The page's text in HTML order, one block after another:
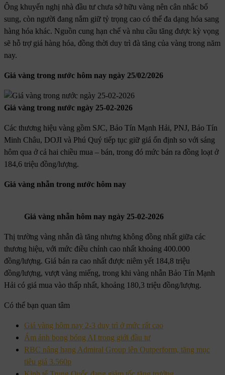
Ông khuyến nghị nhà đầu tư chưa sở hữu vàng nên cân nhắc bổ
sung, còn người đang nắm giữ tỷ trọng cao có thể đa dạng hóa sang
hàng hóa khác. Nguồn cung hạn chế và nhu cầu tăng được kỳ vọng
sẽ hỗ trợ giá hàng hóa, đồng thời duy trì đà tăng của vàng trong năm
nay.
Giá vàng trong nước hôm nay ngày 25/02/2026
Giá vàng trong nước ngày 25-02-2026
Các thương hiệu vàng gồm SJC, Bảo Tín Mạnh Hải, PNJ, Bảo Tín
Minh Châu, DOJI và Phú Quý tiếp tục giữ giá ổn định so với sáng
hôm qua ở cả hai chiều mua – bán, trong đó mức bán ra đồng loạt ở
184,6 triệu đồng/lượng.
Giá vàng nhẫn trong nước hôm nay
Giá vàng nhẫn hôm nay ngày 25-02-2026
Thị trường vàng nhẫn đà tăng nhưng không đồng nhất giữa các
thương hiệu, với mức điều chỉnh cao nhất khoảng 400.000
đồng/lượng. Giá bán ra cao nhất được niêm yết 184,8 triệu
đồng/lượng, vượt vàng miếng, trong khi vàng nhẫn Bảo Tín Mạnh
Hải có giá mua vào thấp nhất, khoảng 180,3 triệu đồng/lượng.
Có thể bạn quan tâm
Giá vàng hôm nay 2-3 duy trì ở mức rất cao
Ám ảnh bong bóng AI trong giới đầu tư
RBC nâng hạng Admiral Group lên Outperform, tăng mục
tiêu giá 3.560p